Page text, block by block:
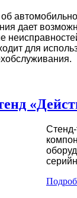
дает
для